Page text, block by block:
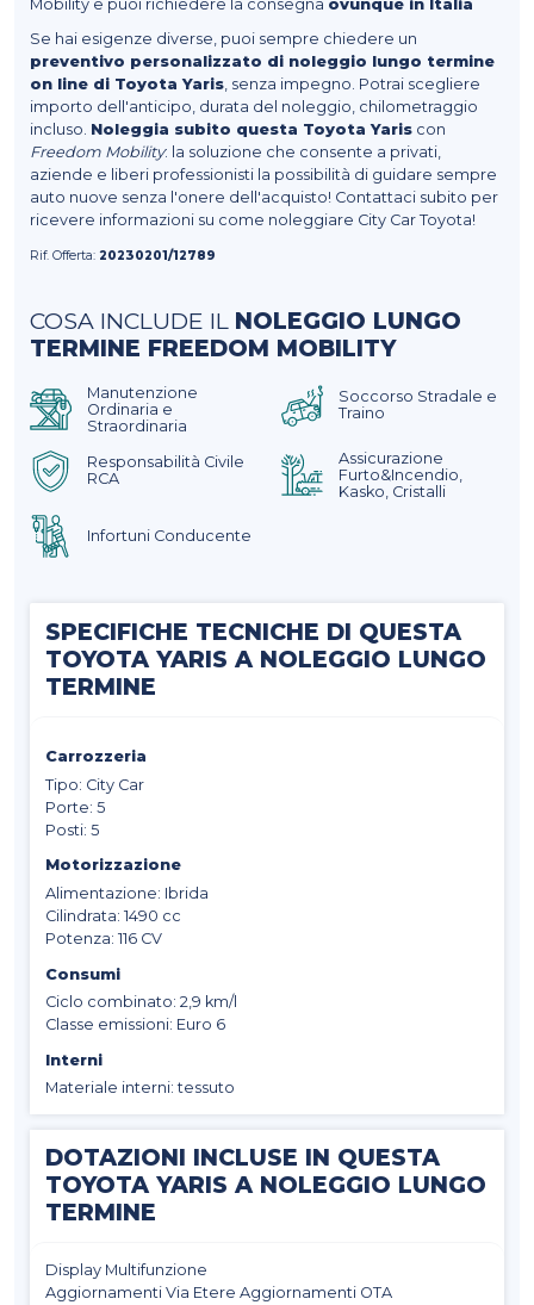
Mobility e puoi richiedere la consegna ovunque in Italia
Se hai esigenze diverse, puoi sempre chiedere un
preventivo personalizzato di noleggio lungo termine
on line di Toyota Yaris, senza impegno. Potrai scegliere
importo dell'anticipo, durata del noleggio, chilometraggio
incluso. Noleggia subito questa Toyota Yariscon
Freedom Mobility: la soluzione che consente a privati,
aziende e liberi professionisti la possibilità di guidare sempre
auto nuove senza l'onere dell'acquisto! Contattaci subito per
ricevere informazioni su come noleggiare City Car Toyota!
Rif. Offerta: 20230201/12789
COSA INCLUDE IL NOLEGGIO LUNGO
TERMINE FREEDOM MOBILITY
Manutenzione
Ordinaria e
Straordinaria
Soccorso Stradale e
Traino
Responsabilità Civile
RCA
Assicurazione
Furto&Incendio,
Kasko, Cristalli
Infortuni Conducente
SPECIFICHE TECNICHE DI QUESTA
TOYOTA YARIS A NOLEGGIO LUNGO
TERMINE
Carrozzeria
Tipo: City Car
Porte: 5
Posti: 5
Motorizzazione
Alimentazione: Ibrida
Cilindrata: 1490 cc
Potenza: 116 CV
Consumi
Ciclo combinato: 2,9 km/l
Classe emissioni: Euro 6
Interni
Materiale interni: tessuto
DOTAZIONI INCLUSE IN QUESTA
TOYOTA YARIS A NOLEGGIO LUNGO
TERMINE
Display Multifunzione
Aggiornamenti Via Etere Aggiornamenti OTA